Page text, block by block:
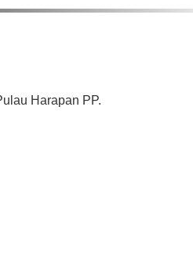
Harapan PP.